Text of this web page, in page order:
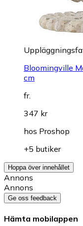
Bloomingville
cm
fr.
347 kr
hos Proshop
+5 butiker
Hoppa över innehållet
Annons
Annons
Ge oss feedback
Hämta mobilappen